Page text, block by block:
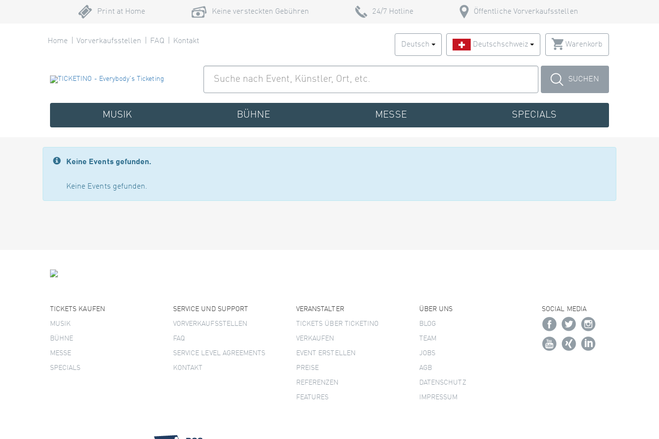
Print at Home Keine versteckten Gebühren 24/7 Hotline Öffentliche Vorverkaufsstellen
Home Vorverkaufsstellen FAQ Kontakt Deutsch Deutschschweiz Warenkorb
SUCHEN
MUSIK BÜHNE MESSE SPECIALS
Keine Events gefunden.
Keine Events gefunden.
TICKETS KAUFEN
MUSIK
BÜHNE
MESSE
SPECIALS
SERVICE UND SUPPORT
VORVERKAUFSSTELLEN
FAQ
SERVICE LEVEL AGREEMENTS
KONTAKT
VERANSTALTER
TICKETS ÜBER TICKETINO
VERKAUFEN
EVENT ERSTELLEN
PREISE
REFERENZEN
FEATURES
ÜBER UNS
BLOG
TEAM
JOBS
AGB
DATENSCHUTZ
IMPRESSUM
SOCIAL MEDIA